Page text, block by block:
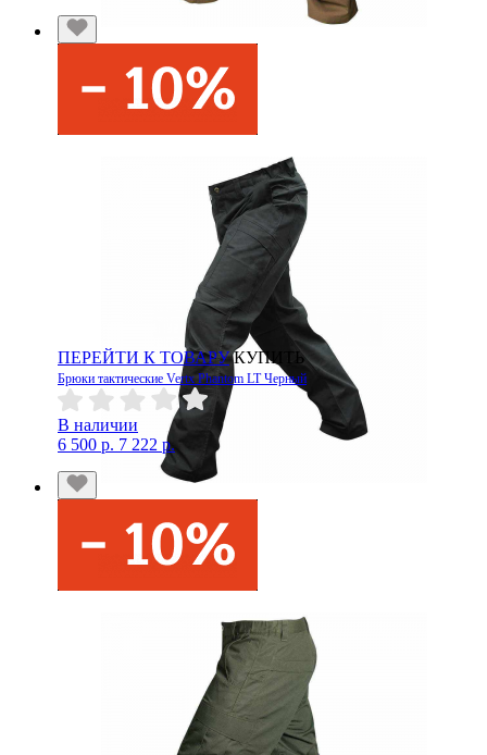
ПЕРЕЙТИ К ТОВАРУ КУПИТЬ
Брюки тактические Vertx Phantom LT Черный
В наличии
6 500 р. 7 222 р.